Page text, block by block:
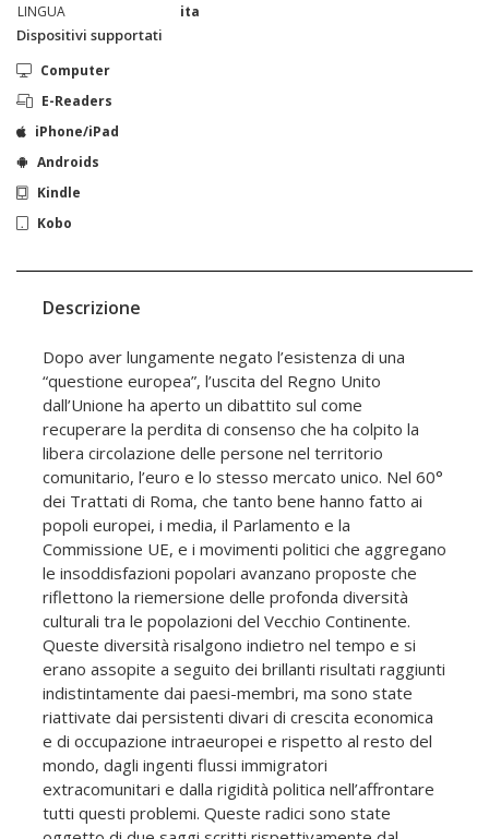
LINGUA
ita
Dispositivi supportati
Computer
E-Readers
iPhone/iPad
Androids
Kindle
Kobo
Descrizione
Dopo aver lungamente negato l’esistenza di una
“questione europea”, l’uscita del Regno Unito
dall’Unione ha aperto un dibattito sul come
recuperare la perdita di consenso che ha colpito la
libera circolazione delle persone nel territorio
comunitario, l’euro e lo stesso mercato unico. Nel 60°
dei Trattati di Roma, che tanto bene hanno fatto ai
popoli europei, i media, il Parlamento e la
Commissione UE, e i movimenti politici che aggregano
le insoddisfazioni popolari avanzano proposte che
riflettono la riemersione delle profonda diversità
culturali tra le popolazioni del Vecchio Continente.
Queste diversità risalgono indietro nel tempo e si
erano assopite a seguito dei brillanti risultati raggiunti
indistintamente dai paesi-membri, ma sono state
riattivate dai persistenti divari di crescita economica
e di occupazione intraeuropei e rispetto al resto del
mondo, dagli ingenti flussi immigratori
extracomunitari e dalla rigidità politica nell’affrontare
tutti questi problemi. Queste radici sono state